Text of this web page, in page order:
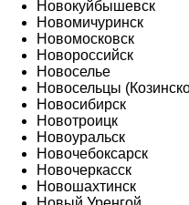
Новокуйбышевск
Новомичуринск
Новомосковск
Новороссийск
Новоселье
Новосельцы
Новосибирск
Новотроицк
Новоуральск
Новочебоксарск
Новочеркасск
Новошахтинск